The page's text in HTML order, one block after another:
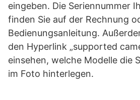
eingeben. Die Seriennummer
finden Sie auf der Rechnung
Bedienungsanleitung.
den Hyperlink „supported
einsehen, welche Modelle die
im Foto hinterlegen.